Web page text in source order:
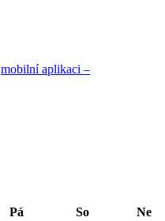
mobilní aplikaci –
Pá So Ne